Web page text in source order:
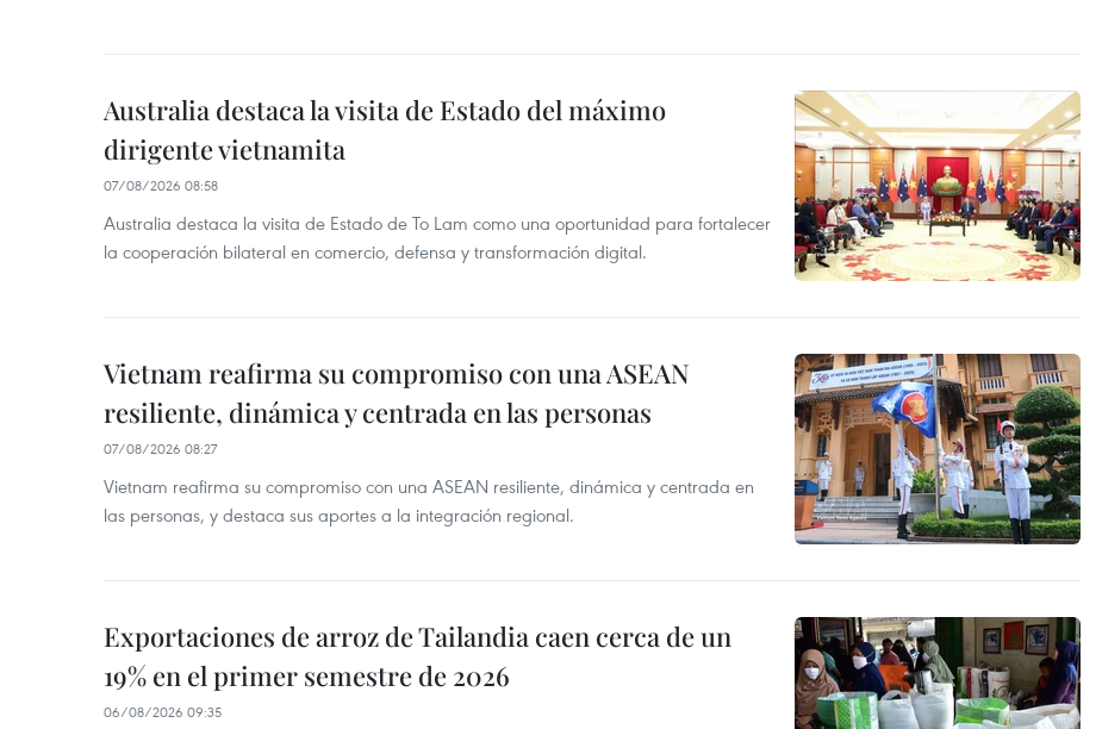
Australia destaca la visita de Estado del máximo
dirigente vietnamita
07/08/2026 08:58
Australia destaca la visita de Estado de To Lam como una oportunidad para fortalecer
la cooperación bilateral en comercio, defensa y transformación digital.
Vietnam reafirma su compromiso con una ASEAN
resiliente, dinámica y centrada en las personas
07/08/2026 08:27
Vietnam reafirma su compromiso con una ASEAN resiliente, dinámica y centrada en
las personas, y destaca sus aportes a la integración regional.
Exportaciones de arroz de Tailandia caen cerca de un
19% en el primer semestre de 2026
06/08/2026 09:35